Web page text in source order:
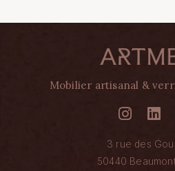
Mobilier artisanal &
3 rue des
50440